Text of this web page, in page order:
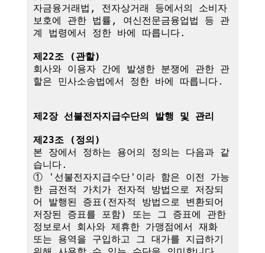
자금융거래법, 전자상거래 등에서의 소비자
보호에 관한 법률, 여신전문금융업법 등 관
계 법령에서 정한 바에 따릅니다.
제22조 (관할)
회사와 이용자 간에 발생한 분쟁에 관한 관
할은 민사소송법에서 정한 바에 따릅니다.
제2장 선불전자지급수단의 발행 및 관리
제23조 (정의)
본 장에서 정하는 용어의 정의는 다음과 같
습니다.
① '선불전자지급수단'이라 함은 이전 가능
한 금전적 가치가 전자적 방법으로 저장되
어 발행된 증표(전자적 방법으로 변환되어
저장된 증표를 포함) 또는 그 증표에 관한
정보로서 회사와 제휴한 가맹점에서 재화
또는 용역을 구입하고 그 대가를 지급하기